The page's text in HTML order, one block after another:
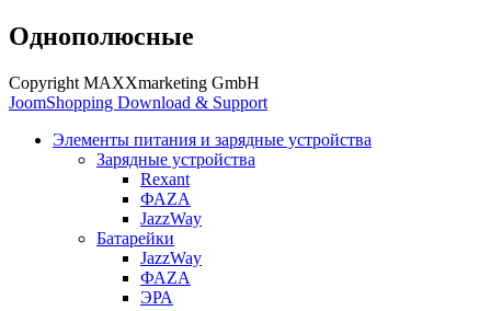
Однополюсные
Copyright MAXXmarketing GmbH
JoomShopping Download & Support
Элементы питания и зарядные устройства
Зарядные устройства
Rexant
ФАZА
JazzWay
Батарейки
JazzWay
ФАZА
ЭРА